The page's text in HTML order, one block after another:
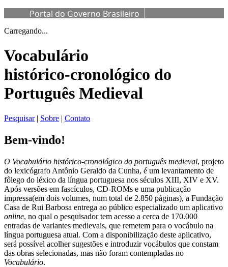
Portal do Governo Brasileiro
Carregando...
Vocabulário
histórico-cronológico do
Português Medieval
Pesquisar| Sobre | Contato
Bem-vindo!
O Vocabulário histórico-cronológico do português medieval, projeto
do lexicógrafo Antônio Geraldo da Cunha, é um levantamento de
fôlego do léxico da língua portuguesa nos séculos XIII, XIV e XV.
Após versões em fascículos, CD-ROMs e uma publicação
impressa(em dois volumes, num total de 2.850 páginas), a Fundação
Casa de Rui Barbosa entrega ao público especializado um aplicativo
online, no qual o pesquisador tem acesso a cerca de 170.000
entradas de variantes medievais, que remetem para o vocábulo na
língua portuguesa atual. Com a disponibilização deste aplicativo,
será possível acolher sugestões e introduzir vocábulos que constam
das obras selecionadas, mas não foram contempladas no
Vocabulário.